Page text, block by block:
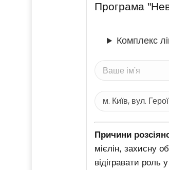
Програма
Комплекс
Причини
мієлін, захисну
відігравати роль